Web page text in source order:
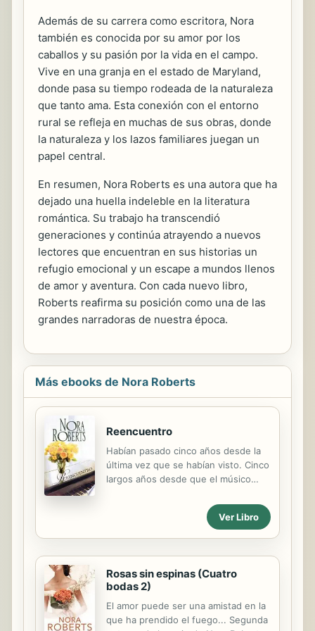
Además de su carrera como escritora, Nora
también es conocida por su amor por los
caballos y su pasión por la vida en el campo.
Vive en una granja en el estado de Maryland,
donde pasa su tiempo rodeada de la naturaleza
que tanto ama. Esta conexión con el entorno
rural se refleja en muchas de sus obras, donde
la naturaleza y los lazos familiares juegan un
papel central.
En resumen, Nora Roberts es una autora que ha
dejado una huella indeleble en la literatura
romántica. Su trabajo ha transcendió
generaciones y continúa atrayendo a nuevos
lectores que encuentran en sus historias un
refugio emocional y un escape a mundos llenos
de amor y aventura. Con cada nuevo libro,
Roberts reafirma su posición como una de las
grandes narradoras de nuestra época.
Más ebooks de Nora Roberts
Reencuentro
Habían pasado cinco años desde la
última vez que se habían visto. Cinco
largos años desde que el músico
corazón a la cantante Raven Williams
y se había marchado sin darle
musical. Pese al doloroso anhelo que
Brandon despertaba en ella se sintió
incapaz de decirle que no... Cada vez
que la miraba a los ojos, Brandon se
Ver Libro
Rosas sin espinas (Cuatro
bodas 2)
El amor puede ser una amistad en la
que ha prendido el fuego... Segunda